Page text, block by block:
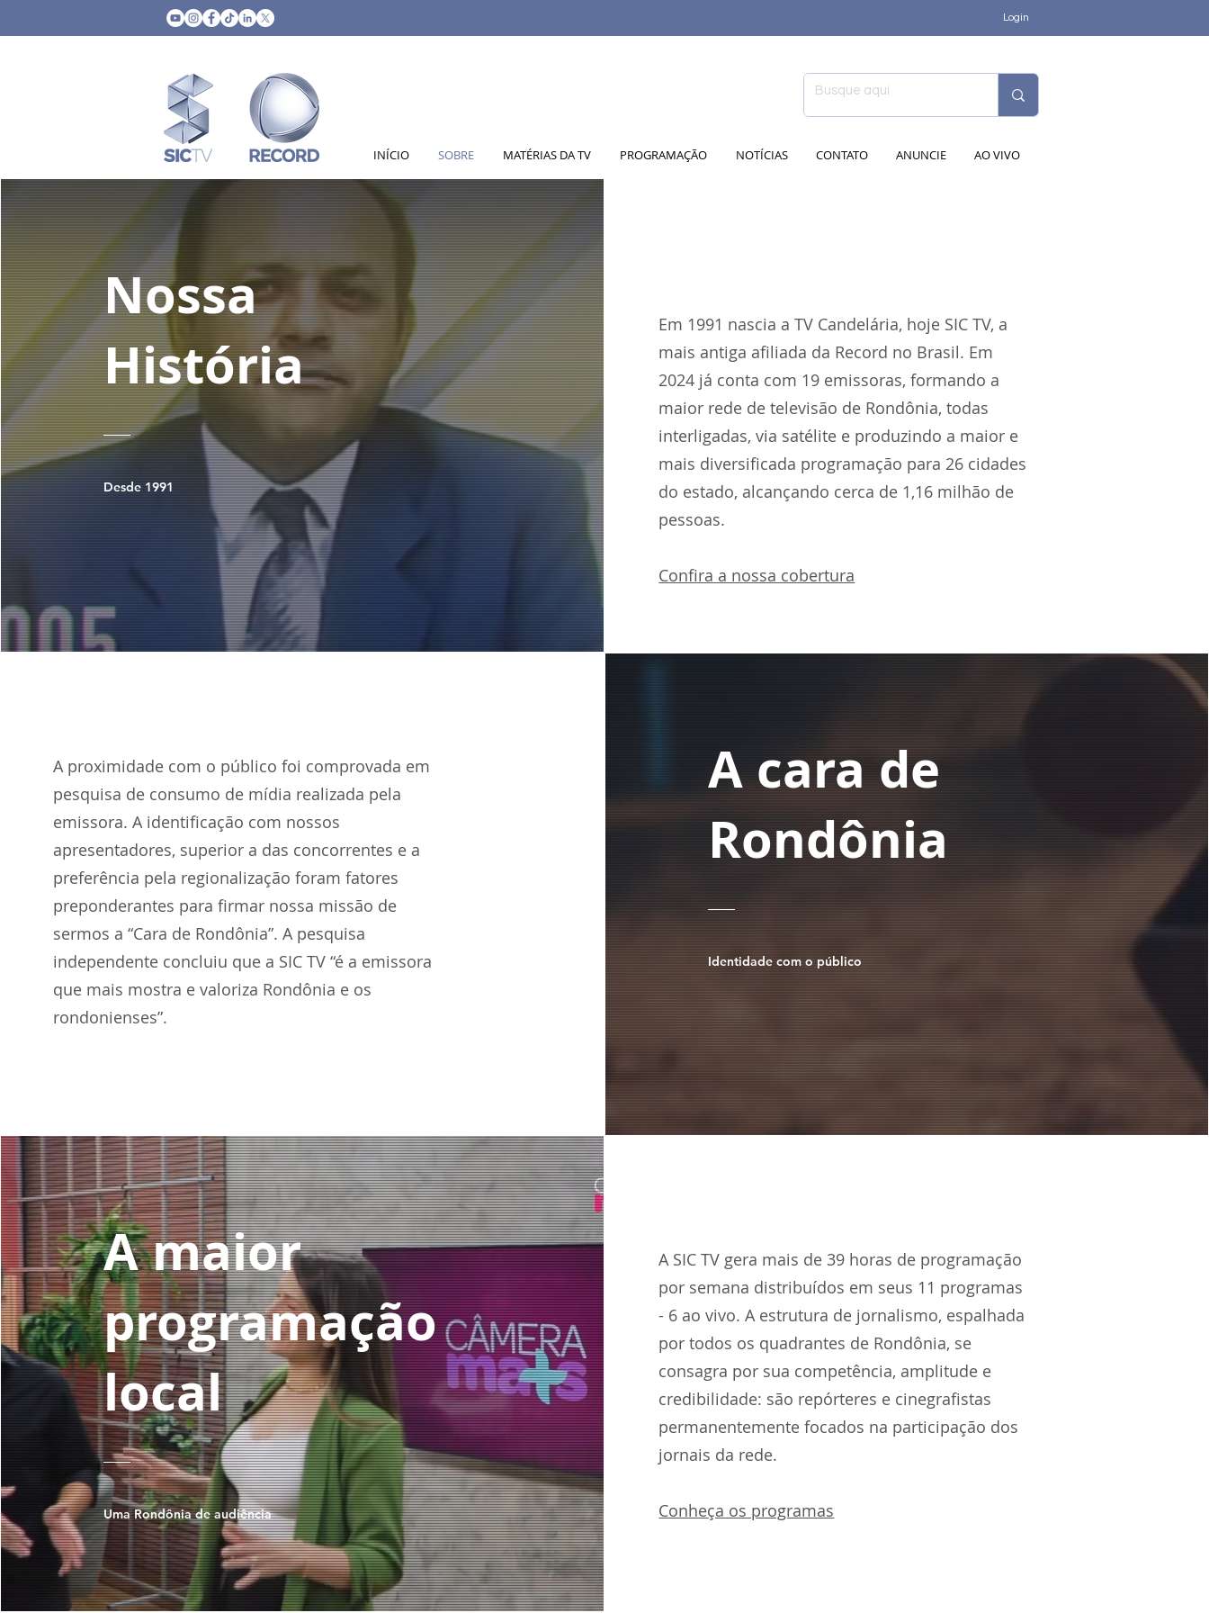
Login
INÍCIO SOBRE MATÉRIAS DA TV PROGRAMAÇÃO NOTÍCIAS CONTATO ANUNCIE AO VIVO
Nossa
História
Desde 1991
Em 1991 nascia a TV Candelária, hoje SIC TV, a
mais antiga afiliada da Record no Brasil. Em
2024 já conta com 19 emissoras, formando a
maior rede de televisão de Rondônia, todas
interligadas, via satélite e produzindo a maior e
mais diversificada programação para 26 cidades
do estado, alcançando cerca de 1,16 milhão de
pessoas.
Confira a nossa cobertura
A proximidade com o público foi comprovada em
pesquisa de consumo de mídia realizada pela
emissora. A identificação com nossos
apresentadores, superior a das concorrentes e a
preferência pela regionalização foram fatores
preponderantes para firmar nossa missão de
sermos a “Cara de Rondônia”. A pesquisa
independente concluiu que a SIC TV “é a emissora
que mais mostra e valoriza Rondônia e os
rondonienses”.
A cara de
Rondônia
Identidade com o público
A maior
programação
local
Uma Rondônia de audiência
A SIC TV gera mais de 39 horas de programação
por semana distribuídos em seus 11 programas
- 6 ao vivo. A estrutura de jornalismo, espalhada
por todos os quadrantes de Rondônia, se
consagra por sua competência, amplitude e
credibilidade: são repórteres e cinegrafistas
permanentemente focados na participação dos
jornais da rede.
Conheça os programas